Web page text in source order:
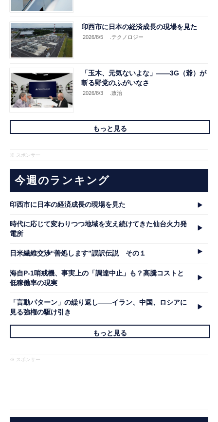
印西市に日本の経済成長の現場を見た
2026/8/5 .テクノロジー
「玉木、元気ないよな」――3G（爺）が
斬る野党のふがいなさ
2026/8/3 .政治
もっと見る
※ スポンサー
今週のランキング
印西市に日本の経済成長の現場を見た
時代に応じて変わりつつ地域を支え続けてきた仙台火力発
電所
日米繊維交渉“善処します”誤訳伝説 その１
海自P-1哨戒機、事実上の「調達中止」も？高騰コストと
低稼働率の現実
「言動パターン」の繰り返し――イラン、中国、ロシアに
見る強権の駆け引き
もっと見る
※ スポンサー